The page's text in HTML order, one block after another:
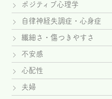
ポジティブ心理学
自律神経失調症・心身症
繊細さ・傷つきやすさ
不安感
心配性
夫婦